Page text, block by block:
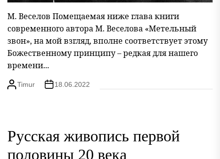
М. Веселов Помещаемая ниже глава книги
современного автора М. Веселова «Метельный
звон», на мой взгляд, вполне соответствует этому
Божественному принципу – редкая для нашего
времени...
Timur 18.06.2022
Русская живопись первой
половины 20 века